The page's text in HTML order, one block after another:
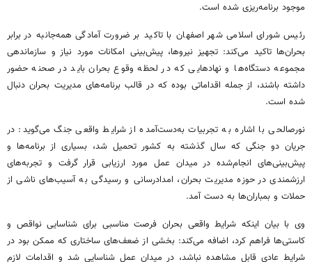
موجود برنامه‌ریزی شده است.
رئیس شورای اسلامی شهر اصفهان با تاکید بر ضرورت آمادگی همه‌جانبه در برابر
بحران‌ها تاکید می‌کند: تجهیز نیروها، پیش‌بینی امکانات مورد نیاز و سازماندهی
مجموعه دستگاه‌ها و نهادهایی که در لحظه وقوع بحران باید در صحنه حضور
داشته باشند، از جمله اقداماتی بوده که در قالب برنامه‌های مدیریت بحران دنبال
شده است.
نورصالحی با اشاره به تجربیات به‌دست‌آمده از شرایط واقعی جنگ می‌گوید: در
جریان دو جنگی که سال گذشته به کشور تحمیل شد، بسیاری از برنامه‌ها و
پیش‌بینی‌های انجام‌شده در میدان عمل مورد ارزیابی قرار گرفت و تجربه‌های
ارزشمندی در حوزه مدیریت بحران، امدادرسانی و رسیدگی به آسیب‌های ناشی از
حملات و بمباران‌ها به دست آمد.
وی با بیان اینکه شرایط واقعی بحران فرصت مناسبی برای شناسایی نواقص و
کاستی‌ها فراهم کرد، اضافه می‌کند: بخشی از ضعف‌های ساختاری که ممکن بود در
شرایط عادی قابل مشاهده نباشد، در میدان عمل شناسایی شد و اقدامات لازم